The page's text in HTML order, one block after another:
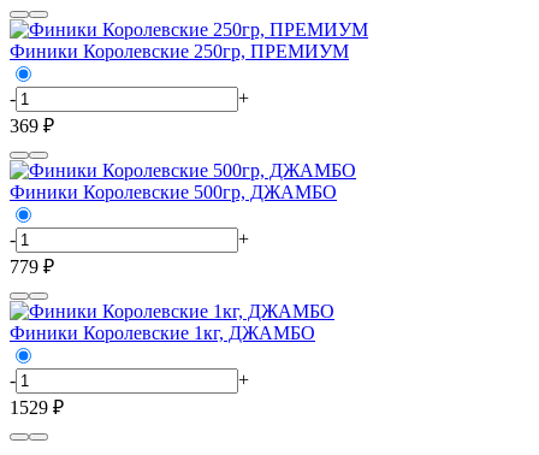
Финики Королевские 250гр, ПРЕМИУМ
-
+
369 ₽
Финики Королевские 500гр, ДЖАМБО
-
+
779 ₽
Финики Королевские 1кг, ДЖАМБО
-
+
1529 ₽